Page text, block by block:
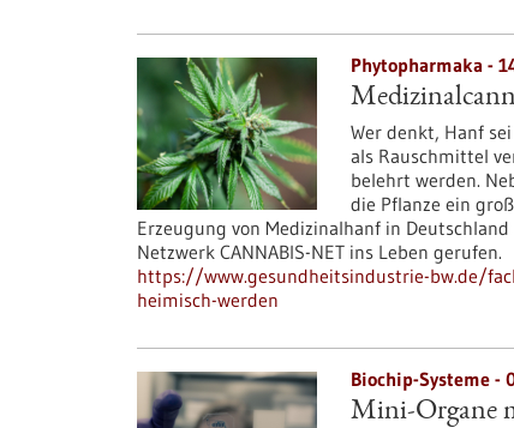
Phytopharmaka -
Wer denkt, Hanf
als Rauschmittel
belehrt werden.
die Pflanze ein
Erzeugung von Medizinalhanf in
Netzwerk CANNABIS-NET ins Leben gerufen.
https://www.gesundheitsindustrie-bw.de/
heimisch-werden
Biochip-Systeme -
Mini-Organe